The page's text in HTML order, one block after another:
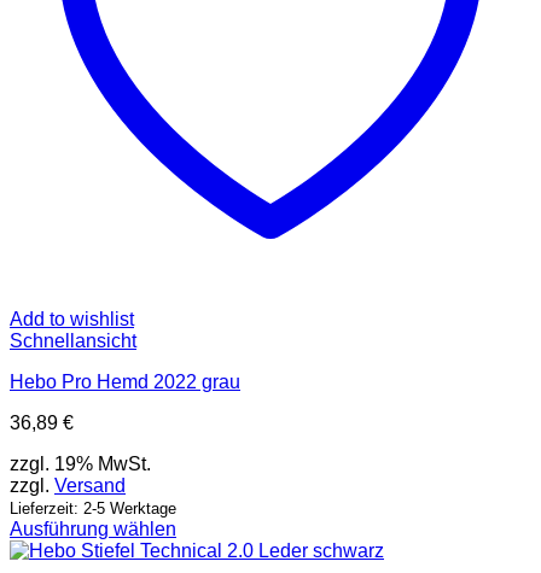
Add to wishlist
Schnellansicht
Hebo Pro Hemd 2022 grau
36,89 €
zzgl. 19% MwSt.
zzgl. Versand
Lieferzeit: 2-5 Werktage
Ausführung wählen
Dieses